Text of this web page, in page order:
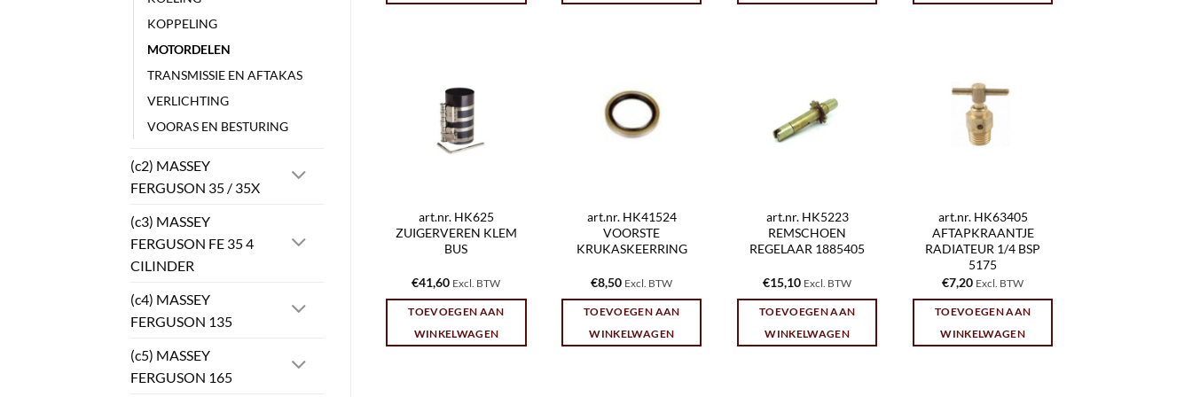
KOPPELING
MOTORDELEN
TRANSMISSIE EN AFTAKAS
VERLICHTING
VOORAS EN BESTURING
(c2) MASSEY
FERGUSON 35 / 35X
(c3) MASSEY
FERGUSON FE 35 4
CILINDER
(c4) MASSEY
FERGUSON 135
(c5) MASSEY
FERGUSON 165
art.nr. HK625
ZUIGERVEREN KLEM
BUS
€41,60 Excl. BTW
TOEVOEGEN AAN
WINKELWAGEN
art.nr. HK41524
VOORSTE
KRUKASKEERRING
€8,50 Excl. BTW
TOEVOEGEN AAN
WINKELWAGEN
art.nr. HK5223
REMSCHOEN
REGELAAR 1885405
€15,10 Excl. BTW
TOEVOEGEN AAN
WINKELWAGEN
art.nr. HK63405
AFTAPKRAANTJE
RADIATEUR 1/4 BSP
5175
€7,20 Excl. BTW
TOEVOEGEN AAN
WINKELWAGEN